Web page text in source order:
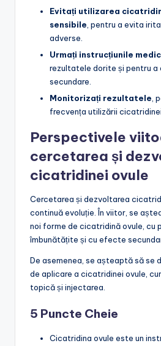
Evitați utilizarea
sensibile , pentru a evita
adverse.
Urmați instrucțiunile
rezultatele dorite și pentru
secundare.
Monitorizați rezultatele ,
frecvența utilizării cicatridinei
Perspectivele
cercetarea și
cicatridinei ovule
Cercetarea și dezvoltarea
continuă evoluție. În viitor, se
noi forme de cicatridină ovule, cu
îmbunătățite și cu efecte
De asemenea, se așteaptă să se
de aplicare a cicatridinei ovule,
topică și injectarea.
5 Puncte Cheie
Cicatridina ovule este un